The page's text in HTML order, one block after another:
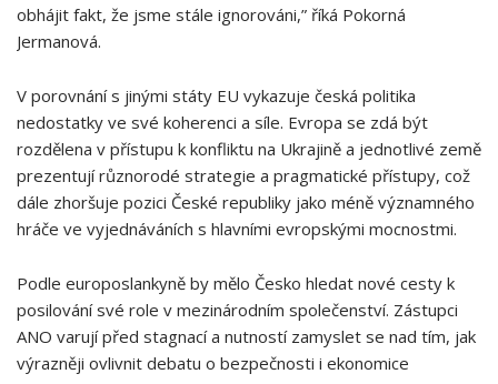
obhájit fakt, že jsme stále ignorováni,” říká Pokorná
Jermanová.
V porovnání s jinými státy EU vykazuje česká politika
nedostatky ve své koherenci a síle. Evropa se zdá být
rozdělena v přístupu k konfliktu na Ukrajině a jednotlivé země
prezentují různorodé strategie a pragmatické přístupy, což
dále zhoršuje pozici České republiky jako méně významného
hráče ve vyjednáváních s hlavními evropskými mocnostmi.
Podle europoslankyně by mělo Česko hledat nové cesty k
posilování své role v mezinárodním společenství. Zástupci
ANO varují před stagnací a nutností zamyslet se nad tím, jak
výrazněji ovlivnit debatu o bezpečnosti i ekonomice